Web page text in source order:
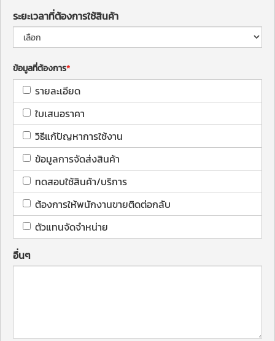
ระยะเวลาที่ต้องการใช้สินค้า
ข้อมูลที่ต้องการ
รายละเอียด
ใบเสนอราคา
วิธีแก้ปัญหาการใช้งาน
ข้อมูลการจัดส่งสินค้า
ทดสอบใช้สินค้า/บริการ
ต้องการให้พนักงานขายติดต่อกลับ
ตัวแทนจัดจำหน่าย
อื่นๆ